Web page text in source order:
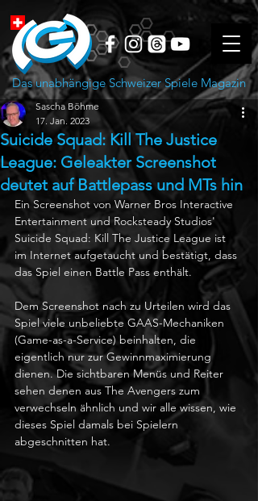
Das unabhängige Schweizer Spiele Magazin
Suicide Squad: Kill The Justice
League: Geleakter Screenshot
deutet auf Battlepass und MTs hin
Sascha Böhme
17. Jan. 2023
Ein Screenshot von Warner Bros Interactive
Entertainment und Rocksteady Studios'
Suicide Squad: Kill The Justice League ist
im Internet aufgetaucht und bestätigt, dass
das Spiel einen Battle Pass enthält.
Dem Screenshot nach zu Urteilen wird das
Spiel viele unbeliebte GAAS-Mechaniken
(Game-as-a-Service) beinhalten, die
eigentlich nur zur Gewinnmaximierung
dienen. Die sichtbaren Menüs und Reiter
sehen denen aus The Avengers zum
verwechseln ähnlich und wir alle wissen, wie
dieses Spiel damals bei Spielern
abgeschnitten hat.